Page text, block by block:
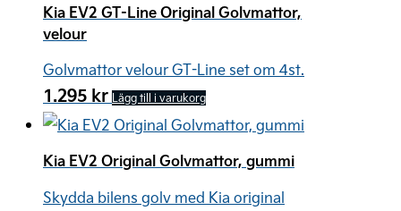
Kia EV2 GT-Line Original Golvmattor,
velour
Golvmattor velour GT-Line set om 4st.
1.295 kr Lägg till i varukorg
Kia EV2 Original Golvmattor, gummi
Skydda bilens golv med Kia original